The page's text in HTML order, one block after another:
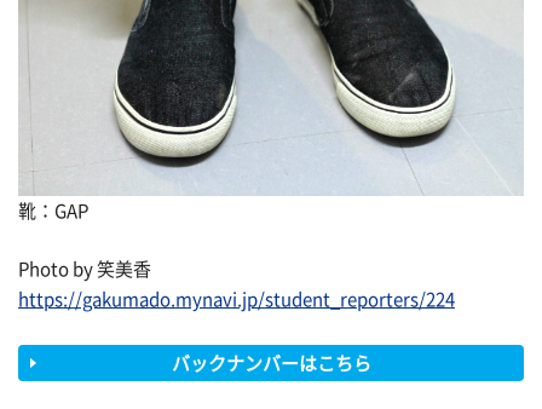
靴：GAP
Photo by 笑美香
https://gakumado.mynavi.jp/student_reporters/224
バックナンバーはこちら